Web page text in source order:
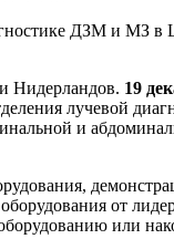
ДЗМ и МЗ
Нидерландов. 19
лучевой
и
от
или